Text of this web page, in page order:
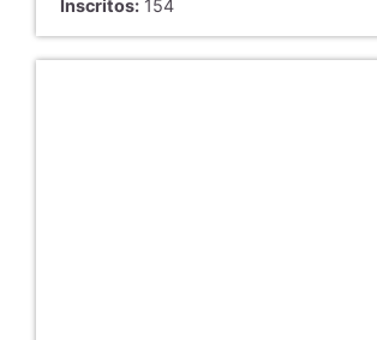
Inscritos:154